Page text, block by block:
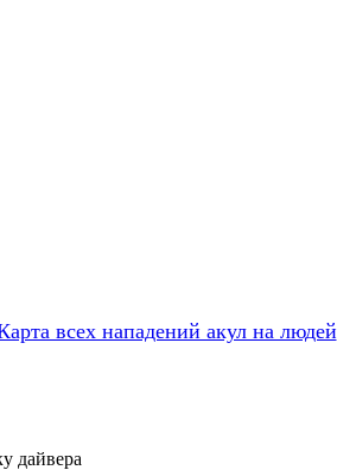
всех нападений акул на людей
дайвера